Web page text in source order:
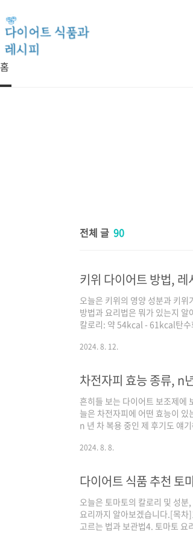
홈
전체 글 90
키위 다이어트 방법, 레
오늘은 키위의 영양 성분과 키
방법과 요리법은 뭐가 있는지
칼로리: 약 54kcal - 61kcal탄
389mg 2. 키위가 다이어트에
요.낮은 혈당지수(GI): 혈당 상승
2024. 8. 12.
차전자피 효능 종류, n
흔히들 보는 다이어트 보조제에
늘은 차전자피에 어떤 효능이
n 년 차 복용 중인 제 후기도 얘
꽃이 피었다가 10월에 열매를 맺
하여 약재로 사용했습니다. 차
서 차전자피가 물과 만나면 부피
2024. 8. 8.
다이어트 식품 추천 토
오늘은 토마토의 칼로리 및 성
요리까지 알아보겠습니다.[목차
고르는 법과 보관법4. 토마토